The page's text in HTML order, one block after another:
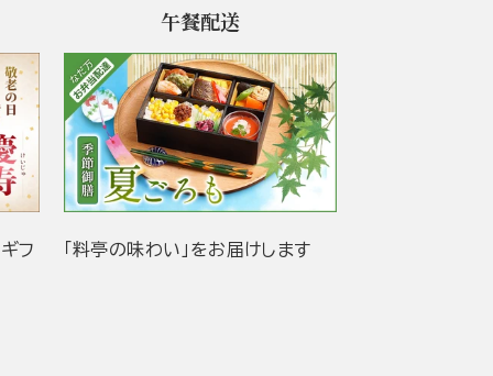
フ
午餐配送
「料亭の味わい」をお届けします